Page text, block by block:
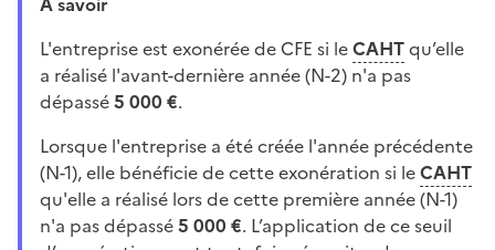
L'entreprise est exonérée de CFE si leCAHTqu’elle
a réalisé l'avant-dernière année (N-2) n'a pas
dépassé5 000 €.
Lorsque l'entreprise a été créée l'année précédente
(N-1), elle bénéficie de cette exonération si leCAHT
qu'elle a réalisé lors de cette première année (N-1)
n'a pas dépassé5 000 €. L’application de ce seuil